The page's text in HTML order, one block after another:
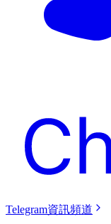
Telegram資訊頻道